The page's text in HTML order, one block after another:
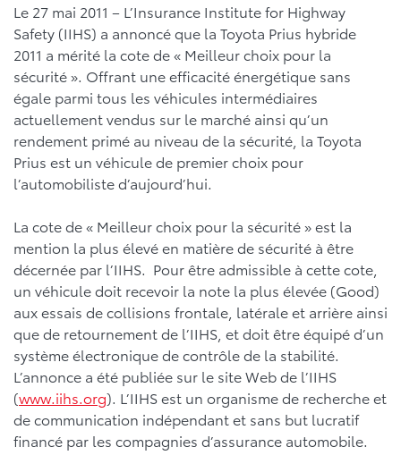
Le 27 mai 2011 – L’Insurance Institute for Highway
Safety (IIHS) a annoncé que la Toyota Prius hybride
2011 a mérité la cote de « Meilleur choix pour la
sécurité ». Offrant une efficacité énergétique sans
égale parmi tous les véhicules intermédiaires
actuellement vendus sur le marché ainsi qu’un
rendement primé au niveau de la sécurité, la Toyota
Prius est un véhicule de premier choix pour
l’automobiliste d’aujourd’hui.
La cote de « Meilleur choix pour la sécurité » est la
mention la plus élevé en matière de sécurité à être
décernée par l’IIHS. Pour être admissible à cette cote,
un véhicule doit recevoir la note la plus élevée (Good)
aux essais de collisions frontale, latérale et arrière ainsi
que de retournement de l’IIHS, et doit être équipé d’un
système électronique de contrôle de la stabilité.
L’annonce a été publiée sur le site Web de l’IIHS
(www.iihs.org). L’IIHS est un organisme de recherche et
de communication indépendant et sans but lucratif
financé par les compagnies d’assurance automobile.